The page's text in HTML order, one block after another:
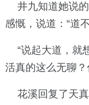
井九知道她说的
感慨，说道：“道
“说起大道，就
活真的这么无聊
花溪回复了天真